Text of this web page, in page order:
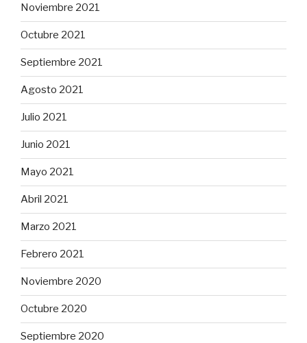
Noviembre 2021
Octubre 2021
Septiembre 2021
Agosto 2021
Julio 2021
Junio 2021
Mayo 2021
Abril 2021
Marzo 2021
Febrero 2021
Noviembre 2020
Octubre 2020
Septiembre 2020